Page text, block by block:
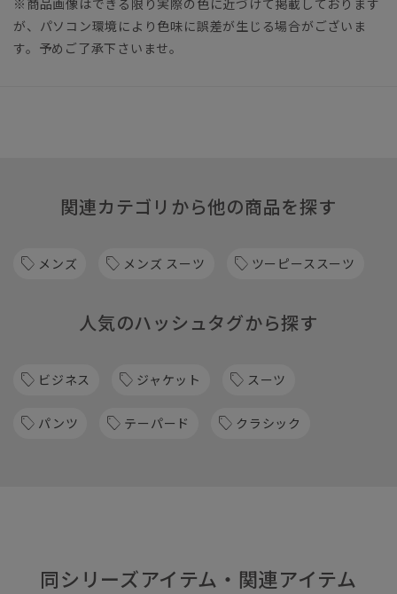
※商品画像はできる限り実際の色に近づけて掲載しております
が、パソコン環境により色味に誤差が生じる場合がございま
す。予めご了承下さいませ。
関連カテゴリから他の商品を探す
メンズ メンズ スーツ ツーピーススーツ
人気のハッシュタグから探す
ビジネス ジャケット スーツ
パンツ テーパード クラシック
同シリーズアイテム・関連アイテム